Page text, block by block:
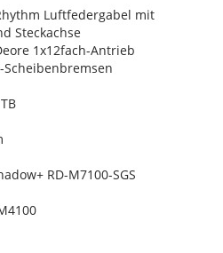
Luftfedergabel mit
Steckachse
1x12fach-Antrieb
Scheibenbremsen
RD-M7100-SGS